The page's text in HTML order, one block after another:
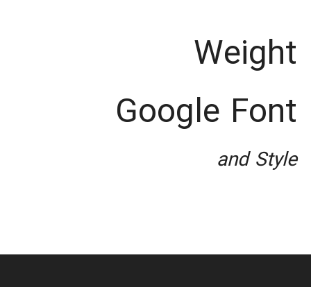
Weight
Google Font
and Style